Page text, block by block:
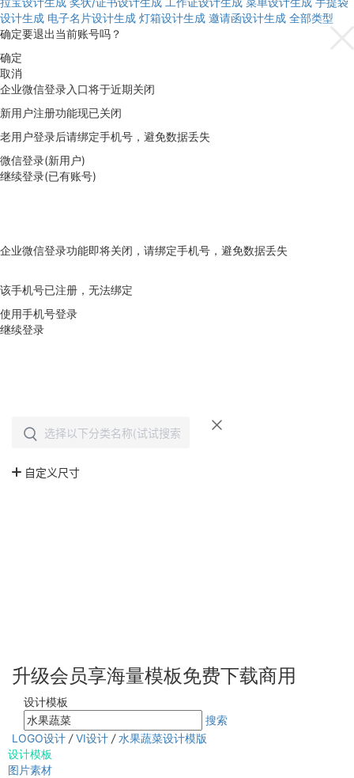
设计生成 电子名片设计生成 灯箱设计生成 邀请函设计生成 全部类型
确定要退出当前账号吗？
确定
取消
企业微信登录入口将于近期关闭
新用户注册功能现已关闭
老用户登录后请绑定手机号，避免数据丢失
微信登录(新用户)
继续登录(已有账号)
企业微信登录功能即将关闭，请绑定手机号，避免数据丢失
该手机号已注册，无法绑定
使用手机号登录
继续登录
升级会员享海量模板免费下载商用
设计模板
搜索
LOGO设计 / VI设计 / 水果蔬菜设计模版
设计模板
图片素材